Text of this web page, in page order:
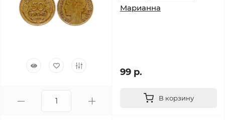
Марианна
99 р.
В корзину